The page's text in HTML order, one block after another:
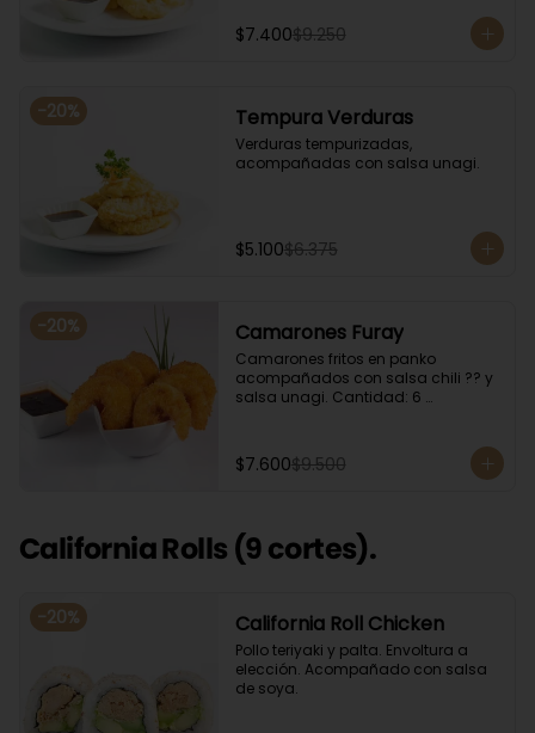
$7.400$9.250
-20% Tempura Verduras
Verduras tempurizadas,
acompañadas con salsa unagi.
$5.100$6.375
-20% Camarones Furay
Camarones fritos en panko
acompañados con salsa chili ?? y
salsa unagi. Cantidad: 6
$7.600$9.500
California Rolls (9 cortes).
-20% California Roll Chicken
Pollo teriyaki y palta. Envoltura a
elección. Acompañado con salsa
de soya.